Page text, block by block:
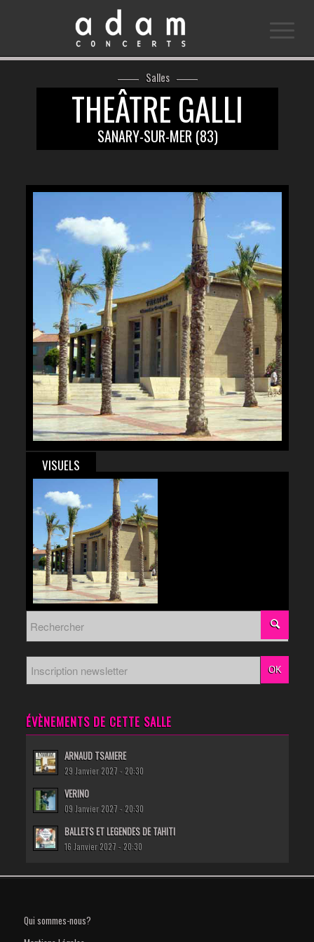
Salles
THEÂTRE GALLI
SANARY-SUR-MER (83)
ÉVÈNEMENTS DE CETTE SALLE
ARNAUD TSAMERE
29 Janvier 2027 - 20:30
VERINO
09 Janvier 2027 - 20:30
BALLETS ET LEGENDES DE TAHITI
16 Janvier 2027 - 20:30
Qui sommes-nous?